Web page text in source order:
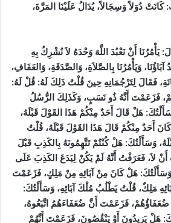
دُوَلاً وَسِجَالاً، يُدَالُ عَلَيْنَا المَرَّةَ،
يَأْمُرُنَا أَنْ نَعْبُدَ اللَّهَ وَحْدَهُ لاَ نُشْرِكُ بِهِ
آبَاؤُنَا، وَيَأْمُرُنَا بِالصَّلاَةِ، وَالصَّدَقَةِ، وَالعَفَافِ،
فَقَالَ لِتَرْجُمَانِهِ حِينَ قُلْتُ ذَلِكَ لَهُ: قُلْ لَهُ:
فَزَعَمْتَ أَنَّهُ ذُو نَسَبٍ، وَكَذَلِكَ الرُّسُلُ
هَلْ قَالَ أَحَدٌ مِنْكُمْ هَذَا القَوْلَ قَبْلَهُ،
أَحَدٌ مِنْكُمْ قَالَ هَذَا القَوْلَ قَبْلَهُ، قُلْتُ
وَسَأَلْتُكَ: هَلْ كُنْتُمْ تَتَّهِمُونَهُ بِالكَذِبِ قَبْلَ
لاَ، فَعَرَفْتُ أَنَّهُ لَمْ يَكُنْ لِيَدَعَ الكَذِبَ عَلَى
هَلْ كَانَ مِنْ آبَائِهِ مِنْ مَلِكٍ، فَزَعَمْتَ
مَلِكٌ، قُلْتُ يَطْلُبُ مُلْكَ آبَائِهِ، وَسَأَلْتُكَ:
ضُعَفَاؤُهُمْ، فَزَعَمْتَ أَنَّ ضُعَفَاءَهُمُ اتَّبَعُوهُ،
هَلْ يَزِيدُونَ أَوْ يَنْقُصُونَ، فَزَعَمْتَ أَنَّهُمْ